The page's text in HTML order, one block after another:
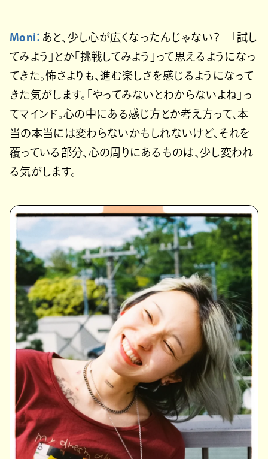
Moni： あと、少し心が広くなったんじゃない？ 「試し
てみよう」とか「挑戦してみよう」って思えるようになっ
てきた。怖さよりも、進む楽しさを感じるようになって
きた気がします。「やってみないとわからないよね」っ
てマインド。心の中にある感じ方とか考え方って、本
当の本当には変わらないかもしれないけど、それを
覆っている部分、心の周りにあるものは、少し変われ
る気がします。